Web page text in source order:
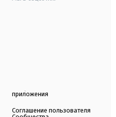
приложения
Соглашение пользователя